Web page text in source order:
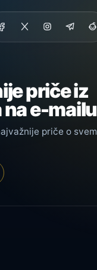
priče iz
e-
priče o